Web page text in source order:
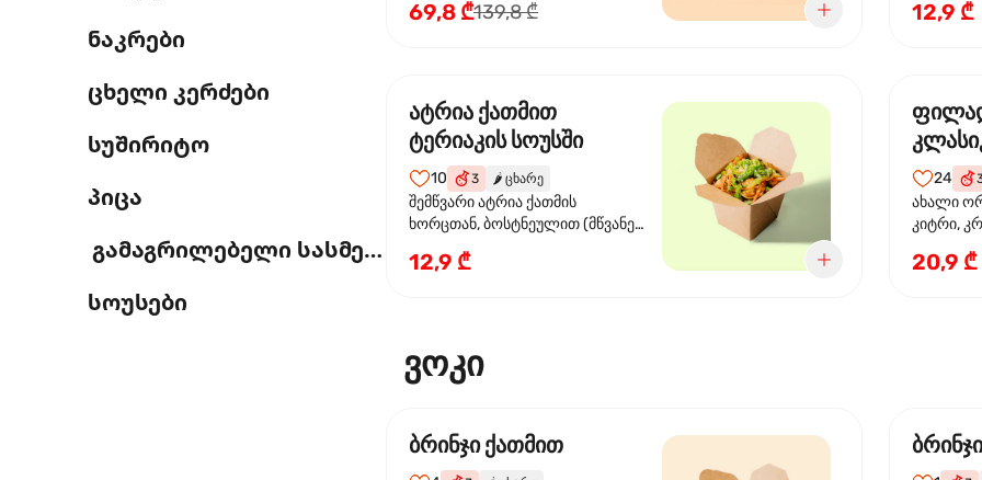
ნაკრები
ცხელი კერძები
სუშირიტო
პიცა
გამაგრილებელი სასმელი
სოუსები
69,8 ₾139,8 ₾
სოუსი,
12,9 ₾
ატრია ქათმით
ტერიაკის სოუსში
10 3 🌶️ ცხარე
შემწვარი ატრია ქათმის
ხორცთან, ბოსტნეულით (მწვანე
და ტერიაკის სოუსით
12,9 ₾
24
ახალი
კიტრი,
20,9 ₾
ვოკი
ბრინჯი ქათმით